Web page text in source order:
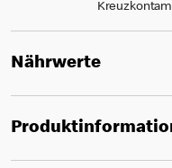
Nährwerte